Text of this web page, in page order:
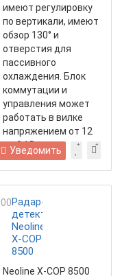
имеют регулировку
по вертикали, имеют
обзор 130° и
отверстия для
пассивного
охлаждения. Блок
коммутации и
управления может
работать в вилке
напряжением от 12
до 24 Вольт.
Уведомить
Радар-
детектор
Neoline
X-COP
8500
Neoline X-COP 8500